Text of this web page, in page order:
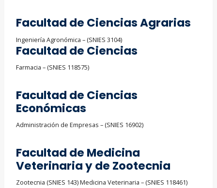
Facultad de Ciencias Agrarias
Ingeniería Agronómica – (SNIES 3104)
Facultad de Ciencias
Farmacia – (SNIES 118575)
Facultad de Ciencias
Económicas
Administración de Empresas – (SNIES 16902)
Facultad de Medicina
Veterinaria y de Zootecnia
Zootecnia (SNIES 143) Medicina Veterinaria – (SNIES 118461)